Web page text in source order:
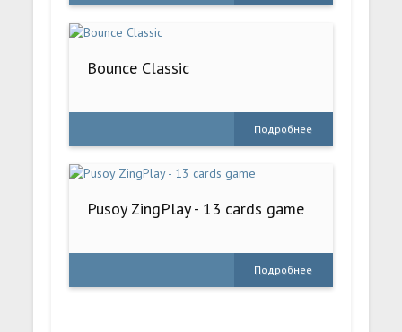
Bounce Classic
Подробнее
Pusoy ZingPlay - 13 cards game
Подробнее